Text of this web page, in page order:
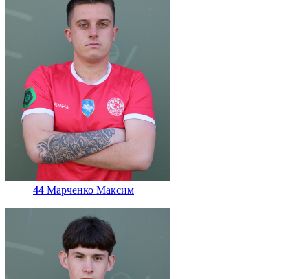
44 Марченко Максим